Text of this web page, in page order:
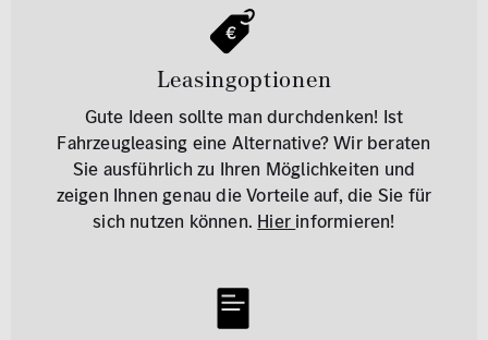
Leasingoptionen
Gute Ideen sollte man durchdenken! Ist
Fahrzeugleasing eine Alternative? Wir beraten
Sie ausführlich zu Ihren Möglichkeiten und
zeigen Ihnen genau die Vorteile auf, die Sie für
sich nutzen können. Hier informieren!